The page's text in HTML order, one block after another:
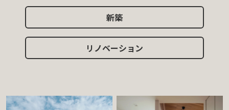
新築
リノベーション